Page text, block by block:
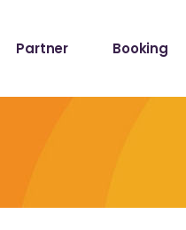
Partner Booking